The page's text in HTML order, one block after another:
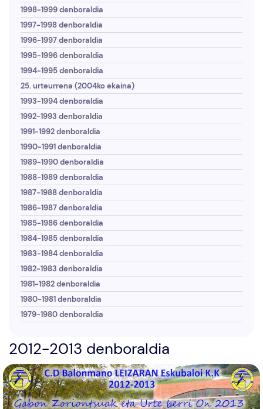
1998-1999 denboraldia
1997-1998 denboraldia
1996-1997 denboraldia
1995-1996 denboraldia
1994-1995 denboraldia
25. urteurrena (2004ko ekaina)
1993-1994 denboraldia
1992-1993 denboraldia
1991-1992 denboraldia
1990-1991 denboraldia
1989-1990 denboraldia
1988-1989 denboraldia
1987-1988 denboraldia
1986-1987 denboraldia
1985-1986 denboraldia
1984-1985 denboraldia
1983-1984 denboraldia
1982-1983 denboraldia
1981-1982 denboraldia
1980-1981 denboraldia
1979-1980 denboraldia
2012-2013 denboraldia